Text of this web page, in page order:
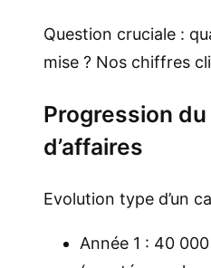
Question cruciale :
mise ? Nos chiffres
Progression
d’affaires
Evolution type d’un
Année 1 : 40